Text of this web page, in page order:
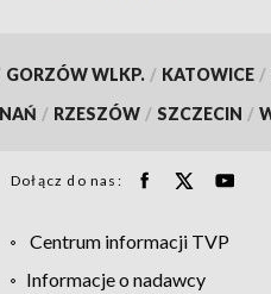
GORZÓW WLKP. / KATOWICE /
/ RZESZÓW / SZCZECIN /
Dołącz do nas:
Centrum informacji TVP
Informacje o nadawcy